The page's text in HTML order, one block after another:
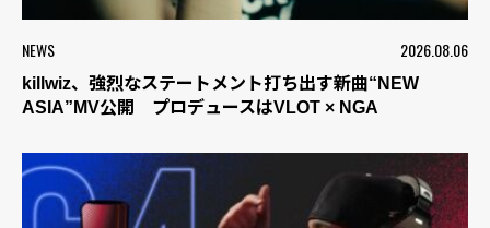
NEWS 2026.08.06
killwiz、強烈なステートメント打ち出す新曲“NEW
ASIA”MV公開 プロデュースはVLOT × NGA